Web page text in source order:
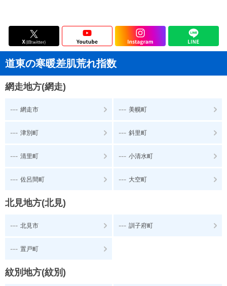
道東の寒暖差肌荒れ指数
網走地方(網走)
--- 網走市 --- 美幌町
--- 津別町 --- 斜里町
--- 清里町 --- 小清水町
--- 佐呂間町 --- 大空町
北見地方(北見)
--- 北見市 --- 訓子府町
--- 置戸町
紋別地方(紋別)